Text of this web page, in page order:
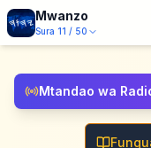
Mwanzo
Sura 11 / 50
Mtandao wa